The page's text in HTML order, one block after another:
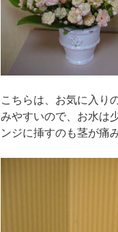
こちらは、お気に入り
みやすいので、お水は
ンジに挿すのも茎が痛